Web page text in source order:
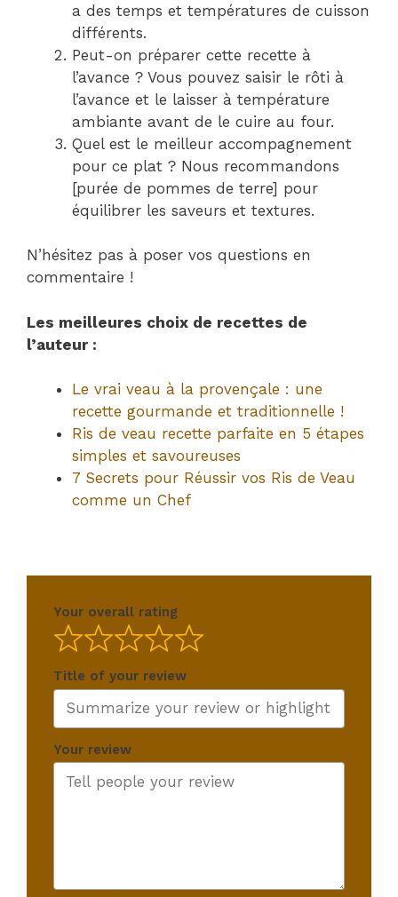
a des temps et températures de cuisson
différents.
Peut-on préparer cette recette à
l’avance ? Vous pouvez saisir le rôti à
l’avance et le laisser à température
ambiante avant de le cuire au four.
Quel est le meilleur accompagnement
pour ce plat ? Nous recommandons
[purée de pommes de terre] pour
équilibrer les saveurs et textures.
N’hésitez pas à poser vos questions en
commentaire !
Les meilleures choix de recettes de
l’auteur :
Le vrai veau à la provençale : une
recette gourmande et traditionnelle !
Ris de veau recette parfaite en 5 étapes
simples et savoureuses
7 Secrets pour Réussir vos Ris de Veau
comme un Chef
Your overall rating
Title of your review
Your review